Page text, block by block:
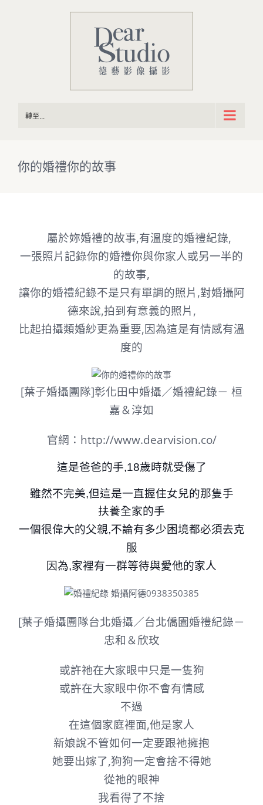
轉至...
你的婚禮你的故事
屬於妳婚禮的故事,有溫度的婚禮紀錄,
一張照片記錄你的婚禮你與你家人或另一半的
的故事,
讓你的婚禮紀錄不是只有單調的照片,對婚攝阿
德來說,拍到有意義的照片,
比起拍攝類婚紗更為重要,因為這是有情感有溫
度的
[葉子婚攝團隊]彰化田中婚攝／婚禮紀錄－ 桓
嘉＆淳如
官網：http://www.dearvision.co/
這是爸爸的手,18歲時就受傷了
雖然不完美,但這是一直握住女兒的那隻手
扶養全家的手
一個很偉大的父親,不論有多少困境都必須去克
服
因為,家裡有一群等待與愛他的家人
[葉子婚攝團隊台北婚攝／台北僑園婚禮紀錄－
忠和＆欣玫
或許祂在大家眼中只是一隻狗
或許在大家眼中你不會有情感
不過
在這個家庭裡面,他是家人
新娘說不管如何一定要跟祂擁抱
她要出嫁了,狗狗一定會捨不得她
從祂的眼神
我看得了不捨